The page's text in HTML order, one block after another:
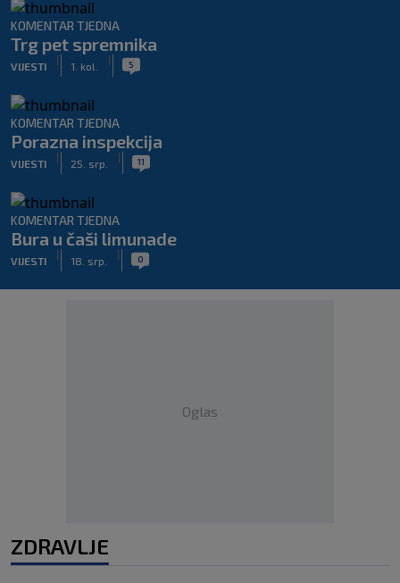
KOMENTAR TJEDNA
Trg pet spremnika
VIJESTI
|
1. kol.
| 5
KOMENTAR TJEDNA
Porazna inspekcija
VIJESTI
|
25. srp.
| 11
KOMENTAR TJEDNA
Bura u čaši limunade
VIJESTI
|
18. srp.
| 0
Oglas
ZDRAVLJE